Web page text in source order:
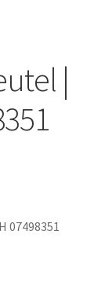
|
07498351